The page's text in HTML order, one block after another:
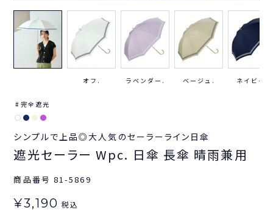
オフ. ラベンダー. ベージュ. ネイビー.
完全遮光
シンプルで上品◎大人気のセーラーライン日傘
遮光セーラー Wpc. 日傘 長傘 晴雨兼用
商品番号 81-5869
¥3,190 税込